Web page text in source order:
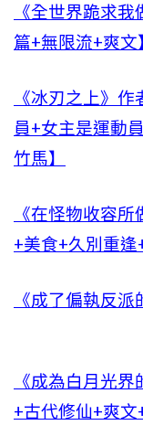
《全世界跪求
篇+無限流+爽文
《冰刃之上》
員+女主是運動
竹馬】
《在怪物收容
+美食+久別重逢
《成了偏執反
《成為白月光
+古代修仙+爽文